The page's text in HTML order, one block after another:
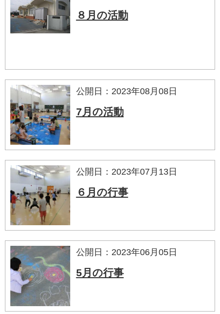
８月の活動
公開日：2023年08月08日
7月の活動
公開日：2023年07月13日
６月の行事
公開日：2023年06月05日
5月の行事